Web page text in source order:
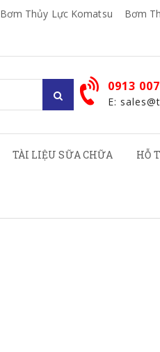
Bơm Thủy Lực Komatsu Bơm
0913
E:
TÀI LIỆU SỮA CHỮA HỖ